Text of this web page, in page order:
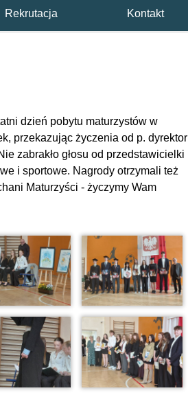
Rekrutacja Kontakt
dzień pobytu maturzystów w
przekazując życzenia od p. dyrektor
zabrakło głosu od przedstawicielki
i sportowe. Nagrody otrzymali też
Maturzyści - życzymy Wam